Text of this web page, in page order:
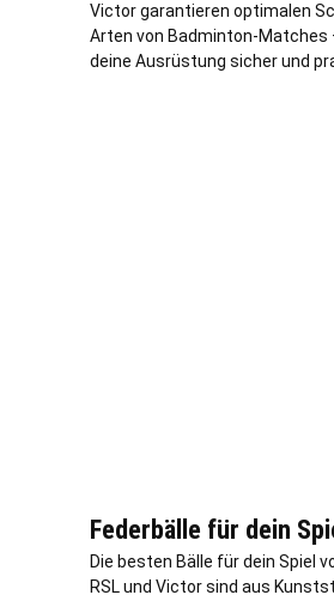
Victor garantieren optimalen
Arten von Badminton-Matches
deine Ausrüstung sicher und
Federbälle für dein
Die besten Bälle für dein Spiel
RSL und Victor sind aus